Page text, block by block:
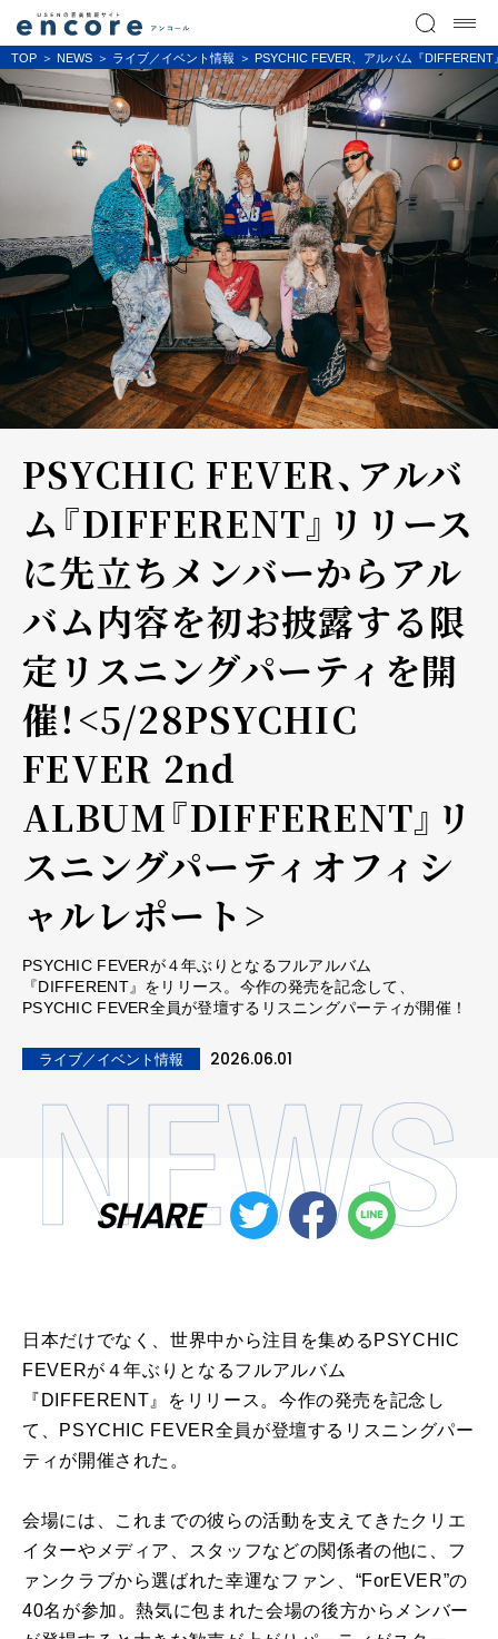
TOP NEWS ライブ／イベント情報 PSYCHIC FEVER、アルバム『
PSYCHIC FEVER、アルバ
ム『DIFFERENT』リリース
に先立ちメンバーからアル
バム内容を初お披露する限
定リスニングパーティを開
催！<5/28PSYCHIC
FEVER 2nd
ALBUM『DIFFERENT』リ
スニングパーティオフィシ
ャルレポート>
PSYCHIC FEVERが４年ぶりとなるフルアルバム
『DIFFERENT』をリリース。今作の発売を記念して、
PSYCHIC FEVER全員が登壇するリスニングパーティが開催！
ライブ／イベント情報 2026.06.01
SHARE
日本だけでなく、世界中から注目を集めるPSYCHIC
FEVERが４年ぶりとなるフルアルバム
『DIFFERENT』をリリース。今作の発売を記念し
て、PSYCHIC FEVER全員が登壇するリスニングパー
ティが開催された。
会場には、これまでの彼らの活動を支えてきたクリエ
イターやメディア、スタッフなどの関係者の他に、フ
ァンクラブから選ばれた幸運なファン、“ForEVER”の
40名が参加。熱気に包まれた会場の後方からメンバー